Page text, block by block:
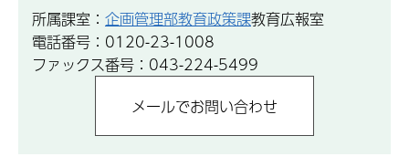
所属課室： 企画管理部教育政策課教育広報室
電話番号：0120-23-1008
ファックス番号：043-224-5499